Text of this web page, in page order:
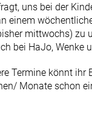
uns bei der
einem
mittwochs) zu
bei HaJo, Wenke
Termine könnt ihr
Monate schon